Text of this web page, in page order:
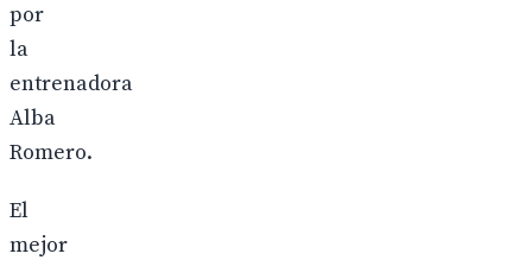
por
la
entrenadora
Alba
Romero.
El
mejor